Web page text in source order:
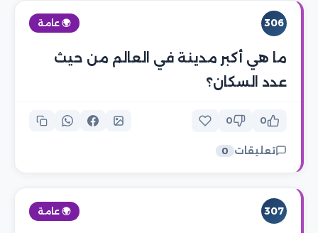
306 🌍 عامة
ما هي أكبر مدينة في العالم من حيث
عدد السكان؟
0
0
تعليقات 0
307 🌍 عامة